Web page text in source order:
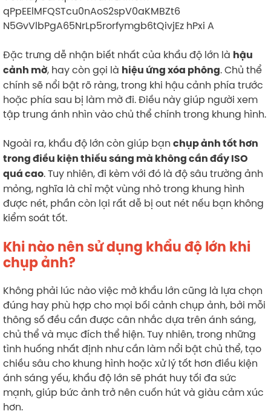
Đặc trưng dễ nhận biết nhất của khẩu độ lớn là hậu
cảnh mờ, hay còn gọi là hiệu ứng xóa phông. Chủ thể
chính sẽ nổi bật rõ ràng, trong khi hậu cảnh phía trước
hoặc phía sau bị làm mờ đi. Điều này giúp người xem
tập trung ánh nhìn vào chủ thể chính trong khung hình.
Ngoài ra, khẩu độ lớn còn giúp bạn chụp ảnh tốt hơn
trong điều kiện thiếu sáng mà không cần đẩy ISO
quá cao. Tuy nhiên, đi kèm với đó là độ sâu trường ảnh
mỏng, nghĩa là chỉ một vùng nhỏ trong khung hình
được nét, phần còn lại rất dễ bị out nét nếu bạn không
kiểm soát tốt.
Khi nào nên sử dụng khẩu độ lớn khi
chụp ảnh?
Không phải lúc nào việc mở khẩu lớn cũng là lựa chọn
đúng hay phù hợp cho mọi bối cảnh chụp ảnh, bởi mỗi
thông số đều cần được cân nhắc dựa trên ánh sáng,
chủ thể và mục đích thể hiện. Tuy nhiên, trong những
tình huống nhất định như cần làm nổi bật chủ thể, tạo
chiều sâu cho khung hình hoặc xử lý tốt hơn điều kiện
ánh sáng yếu, khẩu độ lớn sẽ phát huy tối đa sức
mạnh, giúp bức ảnh trở nên cuốn hút và giàu cảm xúc
hơn.